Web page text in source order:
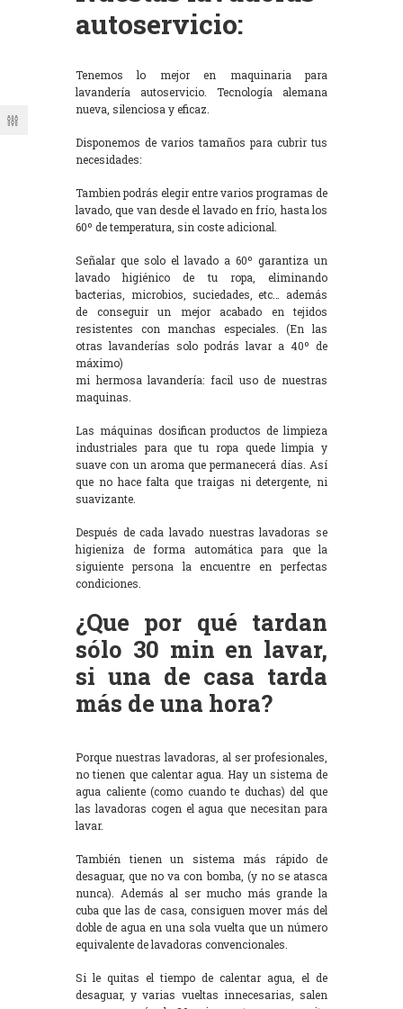
autoservicio:
Tenemos lo mejor en maquinaria para
lavandería autoservicio. Tecnología alemana
nueva, silenciosa y eficaz.
Disponemos de varios tamaños para cubrir tus
necesidades:
Tambien podrás elegir entre varios programas de
lavado, que van desde el lavado en frío, hasta los
60º de temperatura, sin coste adicional.
Señalar que solo el lavado a 60º garantiza un
lavado higiénico de tu ropa, eliminando
bacterias, microbios, suciedades, etc… además
de conseguir un mejor acabado en tejidos
resistentes con manchas especiales. (En las
otras lavanderías solo podrás lavar a 40º de
máximo)
mi hermosa lavandería: facil uso de nuestras
maquinas.
Las máquinas dosifican productos de limpieza
industriales para que tu ropa quede limpia y
suave con un aroma que permanecerá días. Así
que no hace falta que traigas ni detergente, ni
suavizante.
Después de cada lavado nuestras lavadoras se
higieniza de forma automática para que la
siguiente persona la encuentre en perfectas
condiciones.
¿Que por qué tardan
sólo 30 min en lavar,
si una de casa tarda
más de una hora?
Porque nuestras lavadoras, al ser profesionales,
no tienen que calentar agua. Hay un sistema de
agua caliente (como cuando te duchas) del que
las lavadoras cogen el agua que necesitan para
lavar.
También tienen un sistema más rápido de
desaguar, que no va con bomba, (y no se atasca
nunca). Además al ser mucho más grande la
cuba que las de casa, consiguen mover más del
doble de agua en una sola vuelta que un número
equivalente de lavadoras convencionales.
Si le quitas el tiempo de calentar agua, el de
desaguar, y varias vueltas innecesarias, salen